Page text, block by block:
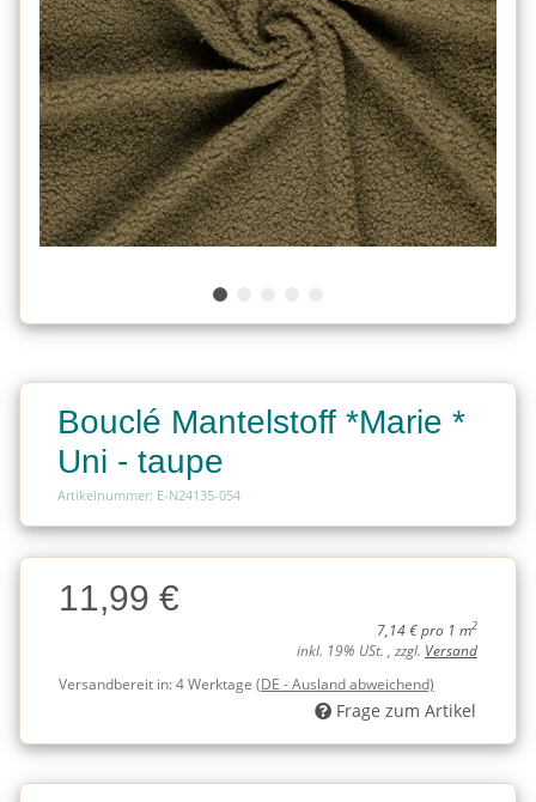
Bouclé Mantelstoff *Marie *
Uni - taupe
Artikelnummer: E-N24135-054
Charge
Charge11,99 €
7,14 € pro 1 m2
inkl. 19% USt. , zzgl. Versand
Versandbereit in:4 Werktage (DE - Ausland abweichend)
Frage zum Artikel